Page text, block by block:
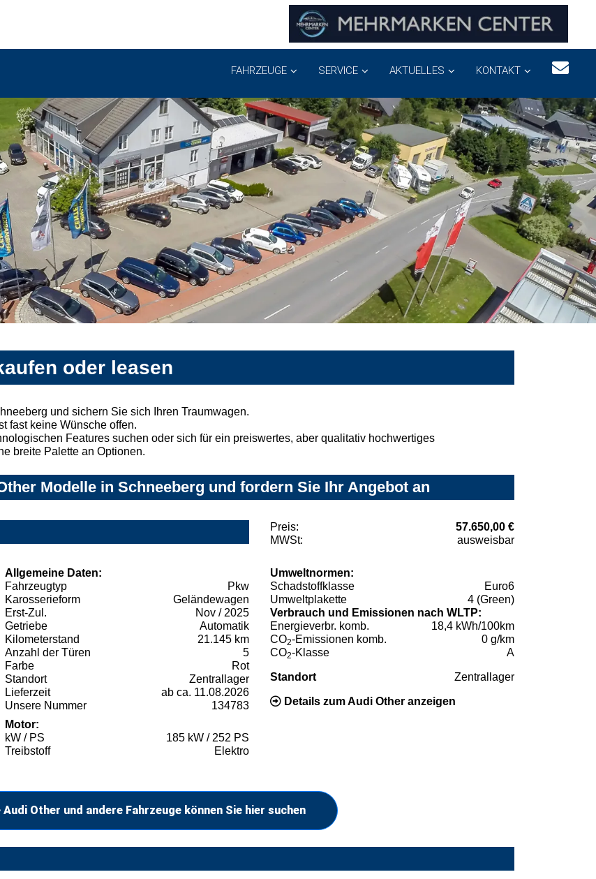
FAHRZEUGE SERVICE AKTUELLES KONTAKT
oder leasen
und sichern Sie sich Ihren Traumwagen.
fast keine Wünsche offen.
Features suchen oder sich für ein preiswertes, aber qualitativ hochwertiges
breite Palette an Optionen.
Modelle in Schneeberg und fordern Sie Ihr Angebot an
Preis:
57.650,00 €
MWSt:
ausweisbar
Allgemeine Daten:
Fahrzeugtyp
Pkw
Karosserieform
Geländewagen
Erst-Zul.
Nov / 2025
Getriebe
Automatik
Kilometerstand
21.145 km
Anzahl der Türen
5
Farbe
Rot
Standort
Zentrallager
Lieferzeit
ab ca. 11.08.2026
Unsere Nummer
134783
Motor:
kW / PS
185 kW / 252 PS
Treibstoff
Elektro
Umweltnormen:
Schadstoffklasse
Euro6
Umweltplakette
4 (Green)
Verbrauch und Emissionen nach WLTP:
Energieverbr. komb.
18,4 kWh/100km
CO2-Emissionen komb.
0 g/km
CO2-Klasse A
Standort Zentrallager
Details zum Audi Other anzeigen
Other und andere Fahrzeuge können Sie hier suchen